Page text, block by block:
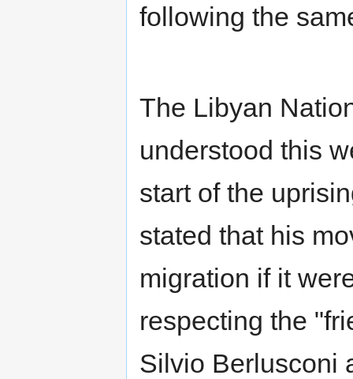
following the
The Libyan
understood this
start of the
stated that his
migration if it
respecting the
Silvio Berlusconi